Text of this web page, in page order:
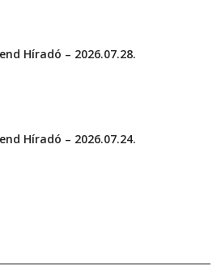
Híradó – 2026.07.28.
Híradó – 2026.07.24.